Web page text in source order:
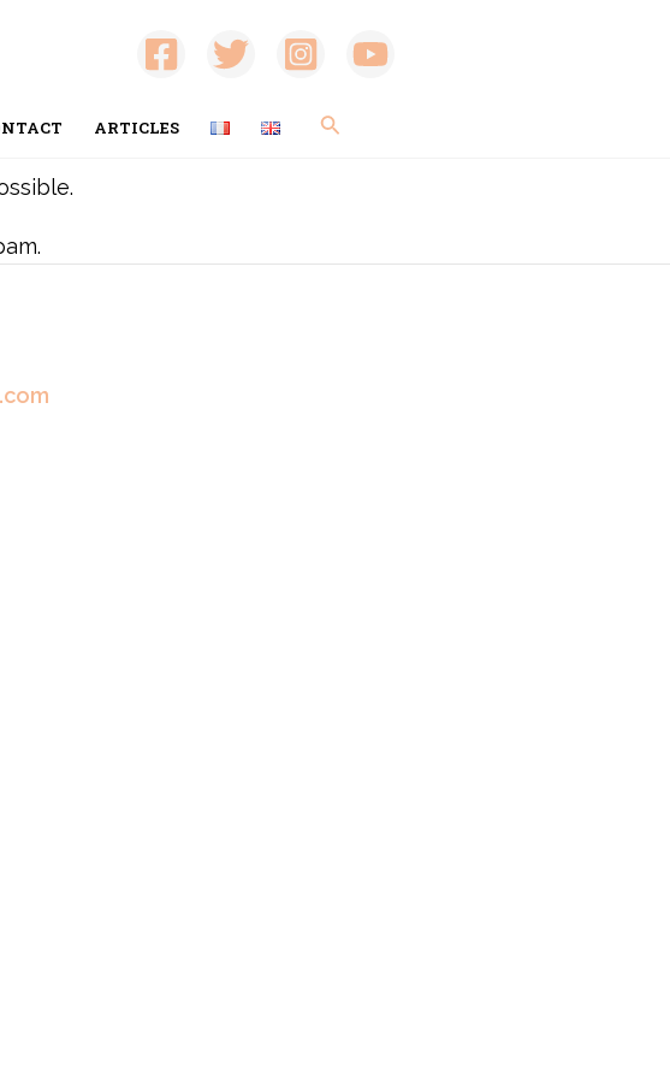
ARTICLES Rechercher